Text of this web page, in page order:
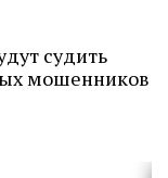
судить
мошенников